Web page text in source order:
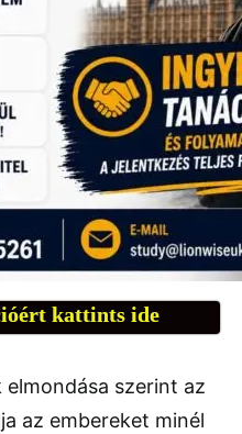
kattints ide
szerint az
az embereket minél